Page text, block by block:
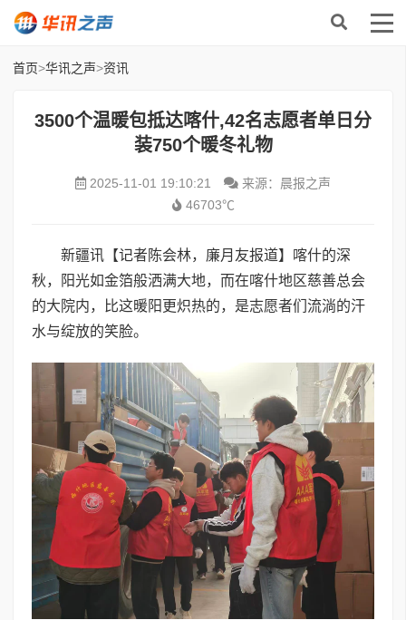
首页>华讯之声>资讯
3500个温暖包抵达喀什,42名志愿者单日分
装750个暖冬礼物
2025-11-01 19:10:21
来源：晨报之声
46703℃
新疆讯【记者陈会林，廉月友报道】喀什的深
秋，阳光如金箔般洒满大地，而在喀什地区慈善总会
的大院内，比这暖阳更炽热的，是志愿者们流淌的汗
水与绽放的笑脸。